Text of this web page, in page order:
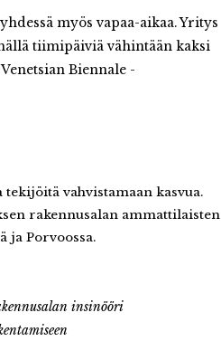
myös vapaa-aikaa. Yritys
tiimipäiviä vähintään kaksi
Biennale -
vahvistamaan kasvua.
rakennusalan ammattilaisten
ja Porvoossa.
insinööri